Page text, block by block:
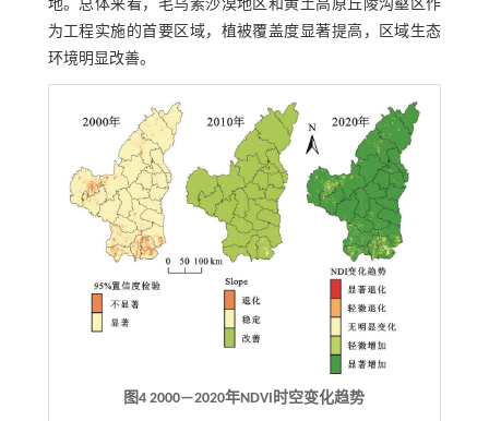
地。总体来看，毛乌素沙漠地区和黄土高原丘陵沟壑区作
为工程实施的首要区域，植被覆盖度显著提高，区域生态
环境明显改善。
图4 2000—2020年NDVI时空变化趋势